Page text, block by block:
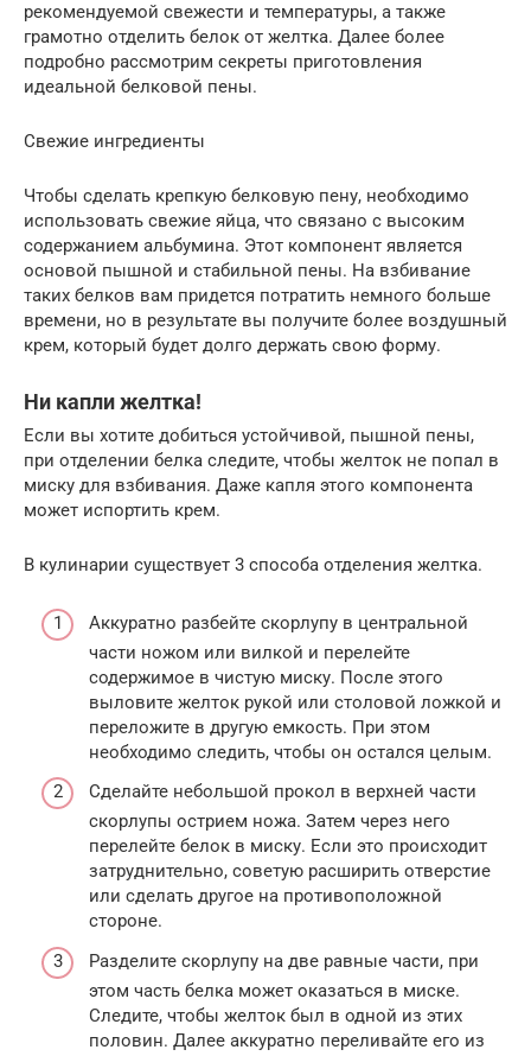
рекомендуемой свежести и температуры, а также
грамотно отделить белок от желтка. Далее более
подробно рассмотрим секреты приготовления
идеальной белковой пены.
Свежие ингредиенты
Чтобы сделать крепкую белковую пену, необходимо
использовать свежие яйца, что связано с высоким
содержанием альбумина. Этот компонент является
основой пышной и стабильной пены. На взбивание
таких белков вам придется потратить немного больше
времени, но в результате вы получите более воздушный
крем, который будет долго держать свою форму.
Ни капли желтка!
Если вы хотите добиться устойчивой, пышной пены,
при отделении белка следите, чтобы желток не попал в
миску для взбивания. Даже капля этого компонента
может испортить крем.
В кулинарии существует 3 способа отделения желтка.
Аккуратно разбейте скорлупу в центральной
части ножом или вилкой и перелейте
содержимое в чистую миску. После этого
выловите желток рукой или столовой ложкой и
переложите в другую емкость. При этом
необходимо следить, чтобы он остался целым.
Сделайте небольшой прокол в верхней части
скорлупы острием ножа. Затем через него
перелейте белок в миску. Если это происходит
затруднительно, советую расширить отверстие
или сделать другое на противоположной
стороне.
Разделите скорлупу на две равные части, при
этом часть белка может оказаться в миске.
Следите, чтобы желток был в одной из этих
половин. Далее аккуратно переливайте его из